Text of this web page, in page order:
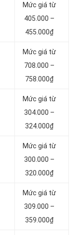
Mức giá từ
405.000 –
455.000₫
Mức giá từ
708.000 –
758.000₫
Mức giá từ
304.000 –
324.000₫
Mức giá từ
300.000 –
320.000₫
Mức giá từ
309.000 –
359.000₫